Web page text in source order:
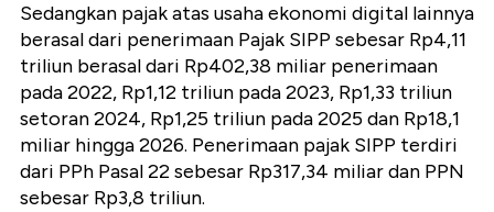
Sedangkan pajak atas usaha ekonomi digital lainnya
berasal dari penerimaan Pajak SIPP sebesar Rp4,11
triliun berasal dari Rp402,38 miliar penerimaan
pada 2022, Rp1,12 triliun pada 2023, Rp1,33 triliun
setoran 2024, Rp1,25 triliun pada 2025 dan Rp18,1
miliar hingga 2026. Penerimaan pajak SIPP terdiri
dari PPh Pasal 22 sebesar Rp317,34 miliar dan PPN
sebesar Rp3,8 triliun.